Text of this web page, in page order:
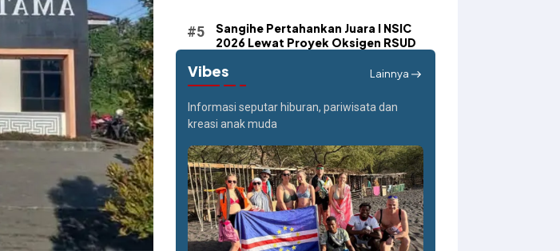
Sangihe Pertahankan Juara I NSIC
2026 Lewat Proyek Oksigen RSUD
Vibes Lainnya
Informasi seputar hiburan, pariwisata dan
kreasi anak muda